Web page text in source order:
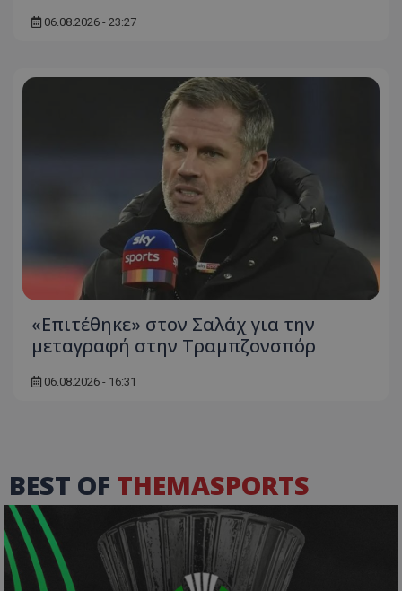
06.08.2026 - 23:27
«Επιτέθηκε» στον Σαλάχ για την
μεταγραφή στην Τραμπζονσπόρ
06.08.2026 - 16:31
BEST OF THEMASPORTS